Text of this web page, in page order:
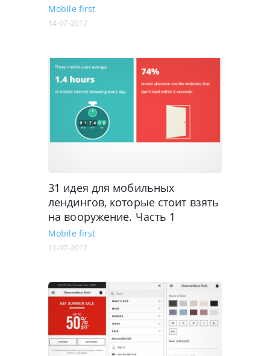
Mobile first
14-07-2017
31 идея для мобильных
лендингов, которые стоит взять
на вооружение. Часть 1
Mobile first
11-07-2017